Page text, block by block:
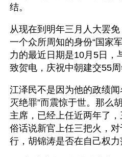
结。
从现在到明年三月人大罢
一个众所周知的身份“国家
力的最近日期是10月5日，
致贺电，庆祝中朝建交55周
江泽民不是因为他的政绩
灭绝罪”而震惊于世。那么
主席，已经上任近两年了
俗话说新官上任三把火，
行，胡锦涛是否在自己权